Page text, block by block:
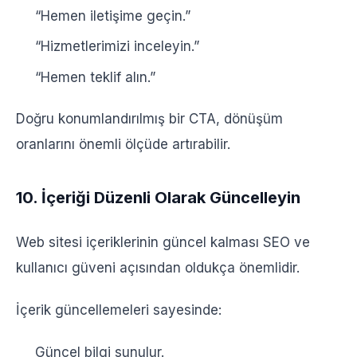
“Hemen iletişime geçin.”
“Hizmetlerimizi inceleyin.”
“Hemen teklif alın.”
Doğru konumlandırılmış bir CTA, dönüşüm
oranlarını önemli ölçüde artırabilir.
10. İçeriği Düzenli Olarak Güncelleyin
Web sitesi içeriklerinin güncel kalması SEO ve
kullanıcı güveni açısından oldukça önemlidir.
İçerik güncellemeleri sayesinde:
Güncel bilgi sunulur.